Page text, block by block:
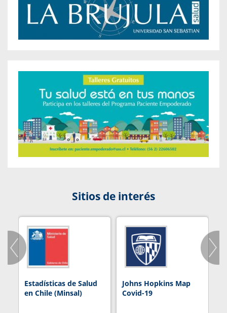
Sitios de interés
Estadísticas de Salud
en Chile (Minsal)
Johns Hopkins Map
Covid-19